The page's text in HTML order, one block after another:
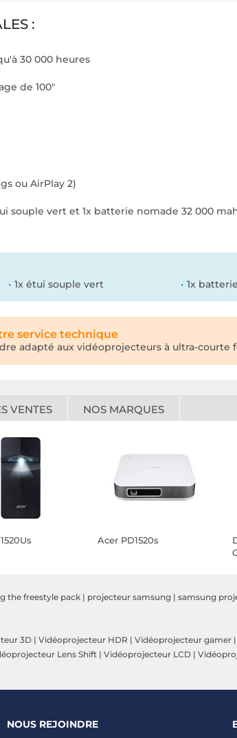
:
30 000 heures
de 100"
ou AirPlay 2)
souple vert et 1x batterie nomade 32 000
1x étui souple vert 1x
service technique
adapté aux vidéoprojecteurs à ultra-
VENTES NOS MARQUES
Acer PD1520s
the freestyle pack | projecteur samsung | samsung
3D | Vidéoprojecteur HDR | Vidéoprojecteur gamer |
Lens Shift | Vidéoprojecteur LCD |
NOUS REJOINDRE